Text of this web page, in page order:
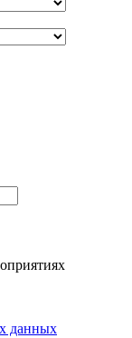
данных